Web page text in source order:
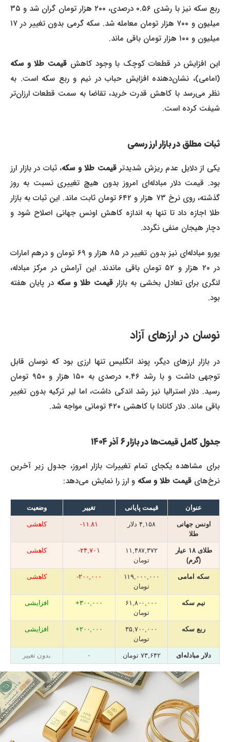
ربع سکه نیز با رشدی ۰.۵۶ درصدی، ۲۰۰ هزار تومان گران شد و ۳۵
میلیون و ۷۰۰ هزار تومان معامله شد. سکه گرمی بدون تغییر در ۱۷
میلیون و ۱۰۰ هزار تومان باقی ماند.
این افزایش در قطعات کوچک با وجود کاهشقیمت طلا و سکه
(امامی)، نشان‌دهنده افزایش حباب در نیم و ربع سکه است. به
نظر می‌رسد با کاهش قدرت خرید، تقاضا به سمت قطعات ارزان‌تر
شیفت کرده است.
ثبات مطلق در بازار ارز رسمی
یکی از دلایل عدم ریزش شدیدترقیمت طلا و سکه، ثبات در بازار ارز
بود. قیمت دلار مبادله‌ای امروز بدون هیچ تغییری نسبت به روز
گذشته، روی نرخ ۷۳ هزار و ۶۴۲ تومان ثابت ماند. این ثبات به بازار
طلا اجازه داد تا تنها به اندازه کاهش اونس جهانی اصلاح شود و
دچار هیجان منفی نگردد.
یورو مبادله‌ای نیز بدون تغییر در ۸۵ هزار و ۶۹ تومان و درهم امارات
در ۲۰ هزار و ۵۲ تومان باقی ماندند. این آرامش در مرکز مبادله،
لنگری برای تعادل بخشی به بازارقیمت طلا و سکهدر پایان هفته
بود.
نوسان در ارزهای آزاد
در بازار ارزهای دیگر، پوند انگلیس تنها ارزی بود که نوسان قابل
توجهی داشت و با رشد ۰.۴۶ درصدی به ۱۵۰ هزار و ۹۵۰ تومان
رسید. دلار استرالیا نیز رشد اندکی داشت، اما لیر ترکیه بدون تغییر
باقی ماند. دلار کانادا با کاهشی ۴۲۰ تومانی مواجه شد.
جدول کامل قیمت‌ها در بازار ۶ آذر ۱۴۰۴
برای مشاهده یکجای تمام تغییرات بازار امروز، جدول زیر آخرین
نرخ‌هایقیمت طلا و سکهو ارز را نمایش می‌دهد:
عنوان قیمت پایانی تغییر وضعیت
اونس جهانی
۴,۱۵۸ دلار ۱۱.۸۱- کاهشی
طلای ۱۸ عیار
(گرم)
۱۱,۴۸۷,۳۷۲
تومان
۲۴,۷۰۱- کاهشی
سکه امامی
۱۱۹,۰۰۰,۰۰۰
تومان
۲۰۰,۰۰۰- کاهشی
نیم سکه
۶۱,۸۰۰,۰۰۰
تومان
۳۰۰,۰۰۰+ افزایشی
ربع سکه
۳۵,۷۰۰,۰۰۰
تومان
۲۰۰,۰۰۰+ افزایشی
دلار مبادله‌ای ۷۳,۶۴۲ تومان بدون تغییر